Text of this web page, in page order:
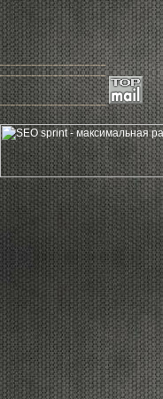
____________________
____________________
____________________